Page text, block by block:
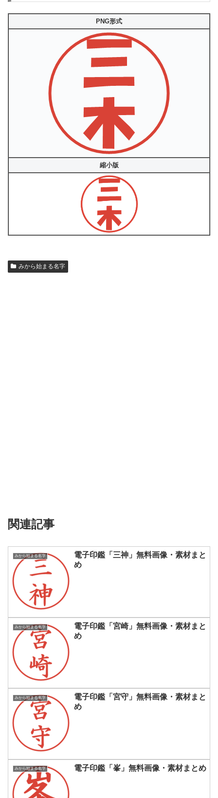
PNG形式
縮小版
みから始まる名字
関連記事
みから始まる名字
電子印鑑「三神」無料画像・素材まと
め
みから始まる名字
電子印鑑「宮崎」無料画像・素材まと
め
みから始まる名字
電子印鑑「宮守」無料画像・素材まと
め
みから始まる名字 電子印鑑「峯」無料画像・素材まとめ